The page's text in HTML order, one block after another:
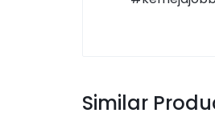
Similar